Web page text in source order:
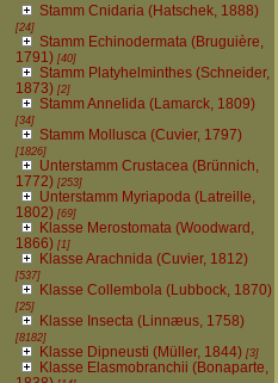
Stamm Cnidaria (Hatschek, 1888)
[24]
Stamm Echinodermata (Bruguière,
1791)[40]
Stamm Platyhelminthes (Schneider,
1873)[2]
Stamm Annelida (Lamarck, 1809)
[34]
Stamm Mollusca (Cuvier, 1797)
[1826]
Unterstamm Crustacea (Brünnich,
1772)[253]
Unterstamm Myriapoda (Latreille,
1802)[69]
Klasse Merostomata (Woodward,
1866)[1]
Klasse Arachnida (Cuvier, 1812)
[537]
Klasse Collembola (Lubbock, 1870)
[25]
Klasse Insecta (Linnæus, 1758)
[8182]
Klasse Dipneusti (Müller, 1844)[3]
Klasse Elasmobranchii (Bonaparte,